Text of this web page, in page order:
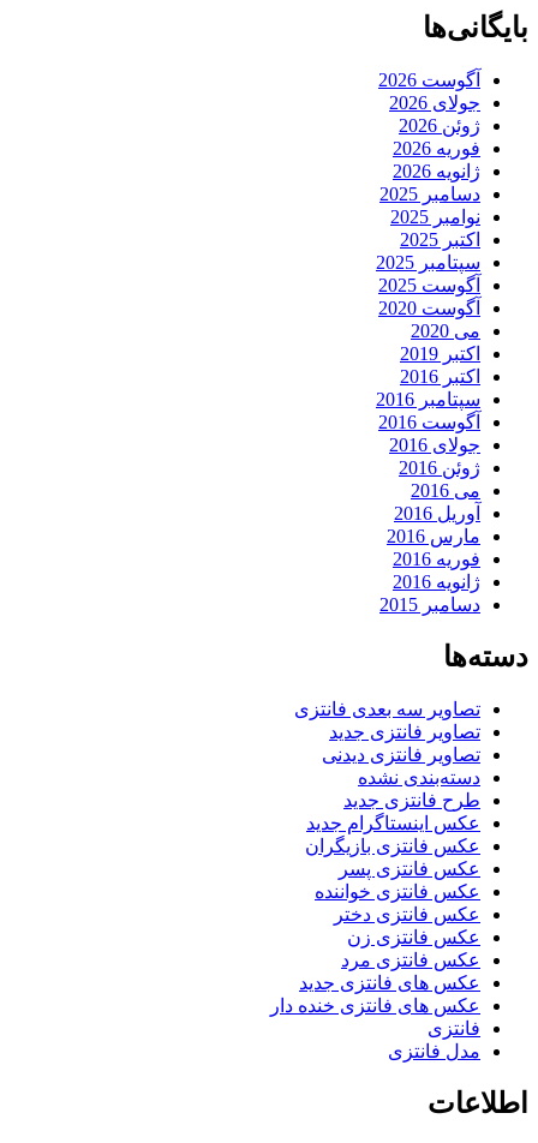
بایگانی‌ها
آگوست 2026
جولای 2026
ژوئن 2026
فوریه 2026
ژانویه 2026
دسامبر 2025
نوامبر 2025
اکتبر 2025
سپتامبر 2025
آگوست 2025
آگوست 2020
می 2020
اکتبر 2019
اکتبر 2016
سپتامبر 2016
آگوست 2016
جولای 2016
ژوئن 2016
می 2016
آوریل 2016
مارس 2016
فوریه 2016
ژانویه 2016
دسامبر 2015
دسته‌ها
تصاویر سه بعدی فانتزی
تصاویر فانتزی جدید
تصاویر فانتزی دیدنی
دسته‌بندی نشده
طرح فانتزی جدید
عکس اینستاگرام جدید
عکس فانتزی بازیگران
عکس فانتزی پسر
عکس فانتزی خواننده
عکس فانتزی دختر
عکس فانتزی زن
عکس فانتزی مرد
عکس های فانتزی جدید
عکس های فانتزی خنده دار
فانتزی
مدل فانتزی
اطلاعات